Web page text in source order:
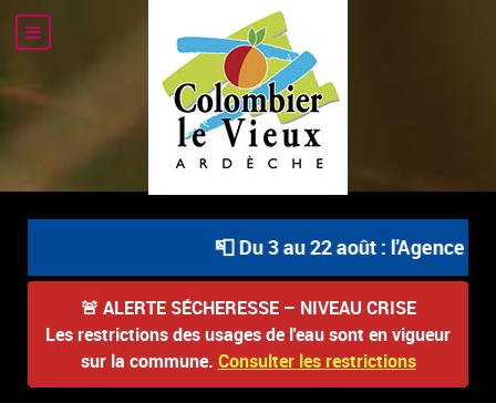
📮 Du 3 au 22 août : l'Agence
🚨 ALERTE SÉCHERESSE – NIVEAU CRISE
Les restrictions des usages de l'eau sont en vigueur
sur la commune. Consulter les restrictions